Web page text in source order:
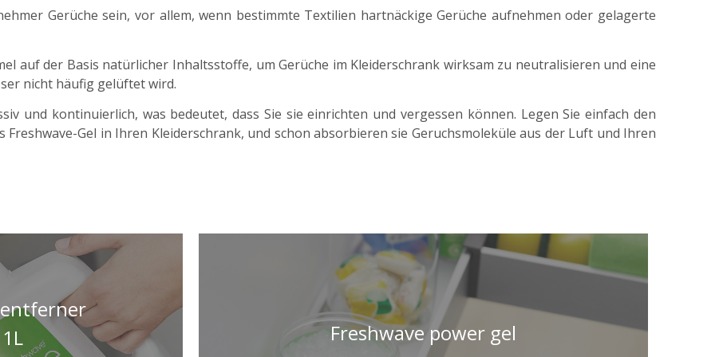
Gerüche sein, vor allem, wenn bestimmte Textilien hartnäckige Gerüche aufnehmen oder gelagerte
auf der Basis natürlicher Inhaltsstoffe, um Gerüche im Kleiderschrank wirksam zu neutralisieren und eine
nicht häufig gelüftet wird.
und kontinuierlich, was bedeutet, dass Sie sie einrichten und vergessen können. Legen Sie einfach den
Freshwave-Gel in Ihren Kleiderschrank, und schon absorbieren sie Geruchsmoleküle aus der Luft und Ihren
Freshwave power gel